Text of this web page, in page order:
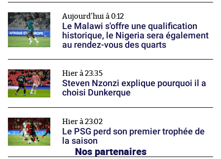
Aujourd'hui à 0:12
Le Malawi s'offre une qualification
historique, le Nigeria sera également
au rendez-vous des quarts
Hier à 23:35
Steven Nzonzi explique pourquoi il a
choisi Dunkerque
Hier à 23:02
Le PSG perd son premier trophée de
la saison
Nos partenaires